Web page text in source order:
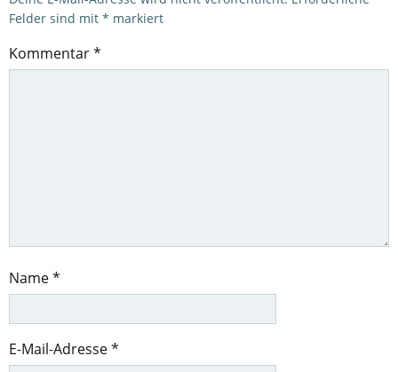
Felder sind mit * markiert
Kommentar*
Name*
E-Mail-Adresse*